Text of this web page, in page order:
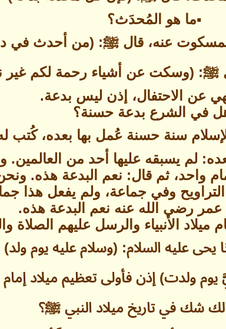
▪ما هو المُحدَث؟
عنه، قال ﷺ: (من أحدث في
ﷺ: (وسكت عن أشياء رحمة لكم غير
عن الاحتفال، إذن ليس بدعة.
في الشرع بدعة حسنة؟
سنة حسنة عُمل بها بعده، كُتب
لم يسبقه عليها أحد من العالمين.
واحد، ثم قال: نعم البدعة هذه.
وفي جماعة، ولم يفعل هذا
عمر رضي الله عنه نعم البدعة هذه.
ميلاد الأنبياء والرسل عليهم الصلاة
يحى عليه السلام: (وسلام عليه يوم
ولدت) إذن فأولى تعظيم ميلاد
شك في تاريخ ميلاد النبي ﷺ؟